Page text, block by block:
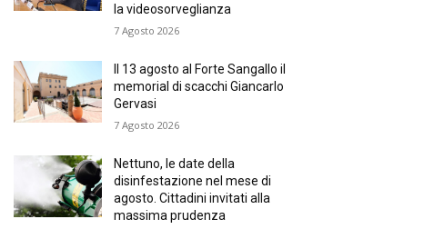
la videosorveglianza
7 Agosto 2026
Il 13 agosto al Forte Sangallo il
memorial di scacchi Giancarlo
Gervasi
7 Agosto 2026
Nettuno, le date della
disinfestazione nel mese di
agosto. Cittadini invitati alla
massima prudenza